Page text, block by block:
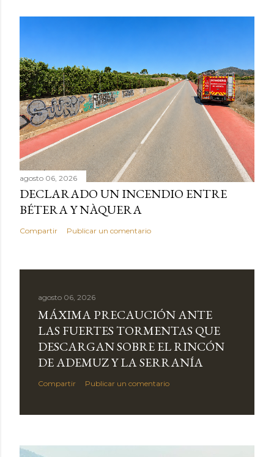
agosto 06, 2026
DECLARADO UN INCENDIO ENTRE
BÉTERA Y NÀQUERA
Compartir Publicar un comentario
agosto 06, 2026
MÁXIMA PRECAUCIÓN ANTE
LAS FUERTES TORMENTAS QUE
DESCARGAN SOBRE EL RINCÓN
DE ADEMUZ Y LA SERRANÍA
Compartir Publicar un comentario